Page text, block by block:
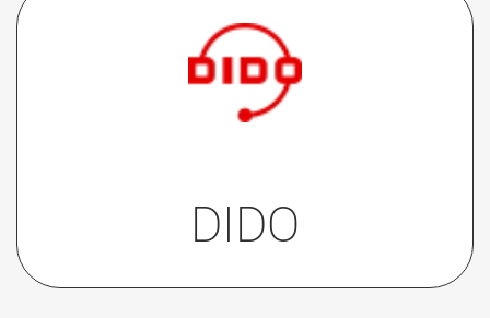
DIDO
Rufen Sie das Datenblatt auf